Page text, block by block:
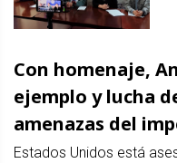
Con homenaje,
ejemplo y lucha
amenazas del
Estados Unidos está